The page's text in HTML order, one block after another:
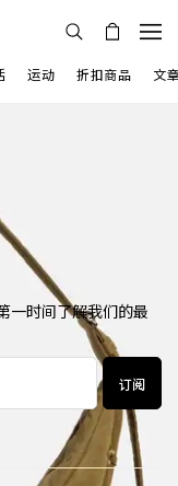
运动 折扣商品 文
一时间了解我们的最
订阅